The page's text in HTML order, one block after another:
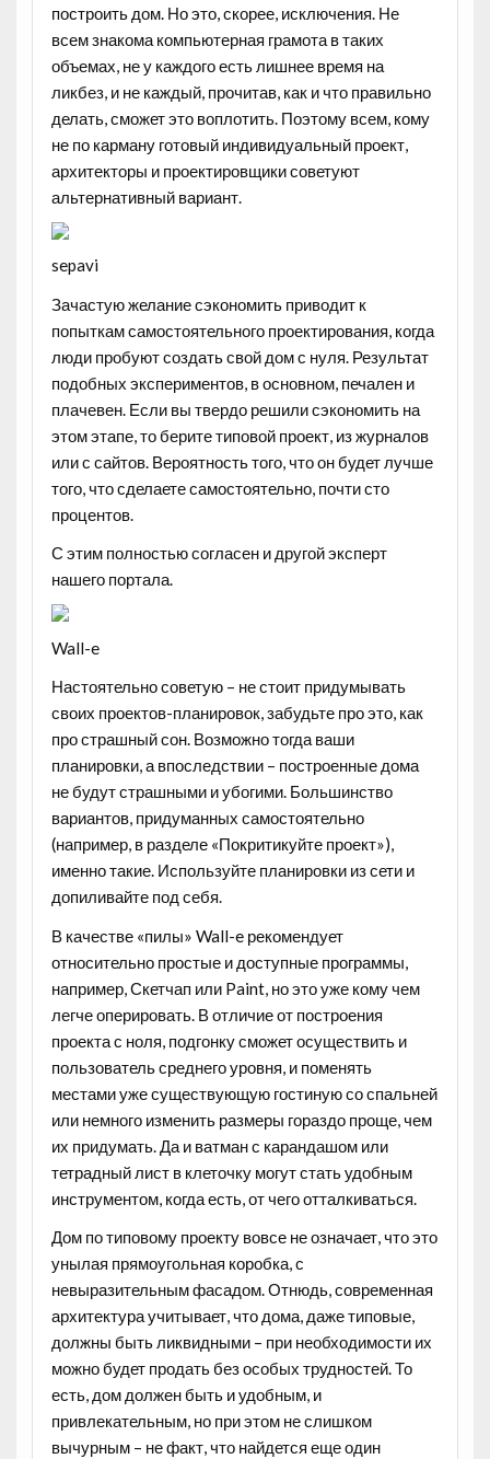
построить дом. Но это, скорее, исключения. Не
всем знакома компьютерная грамота в таких
объемах, не у каждого есть лишнее время на
ликбез, и не каждый, прочитав, как и что правильно
делать, сможет это воплотить. Поэтому всем, кому
не по карману готовый индивидуальный проект,
архитекторы и проектировщики советуют
альтернативный вариант.
sepavi
Зачастую желание сэкономить приводит к
попыткам самостоятельного проектирования, когда
люди пробуют создать свой дом с нуля. Результат
подобных экспериментов, в основном, печален и
плачевен. Если вы твердо решили сэкономить на
этом этапе, то берите типовой проект, из журналов
или с сайтов. Вероятность того, что он будет лучше
того, что сделаете самостоятельно, почти сто
процентов.
С этим полностью согласен и другой эксперт
нашего портала.
Wall-e
Настоятельно советую – не стоит придумывать
своих проектов-планировок, забудьте про это, как
про страшный сон. Возможно тогда ваши
планировки, а впоследствии – построенные дома
не будут страшными и убогими. Большинство
вариантов, придуманных самостоятельно
(например, в разделе «Покритикуйте проект»),
именно такие. Используйте планировки из сети и
допиливайте под себя.
В качестве «пилы» Wall-e рекомендует
относительно простые и доступные программы,
например, Скетчап или Paint, но это уже кому чем
легче оперировать. В отличие от построения
проекта с ноля, подгонку сможет осуществить и
пользователь среднего уровня, и поменять
местами уже существующую гостиную со спальней
или немного изменить размеры гораздо проще, чем
их придумать. Да и ватман с карандашом или
тетрадный лист в клеточку могут стать удобным
инструментом, когда есть, от чего отталкиваться.
Дом по типовому проекту вовсе не означает, что это
унылая прямоугольная коробка, с
невыразительным фасадом. Отнюдь, современная
архитектура учитывает, что дома, даже типовые,
должны быть ликвидными – при необходимости их
можно будет продать без особых трудностей. То
есть, дом должен быть и удобным, и
привлекательным, но при этом не слишком
вычурным – не факт, что найдется еще один